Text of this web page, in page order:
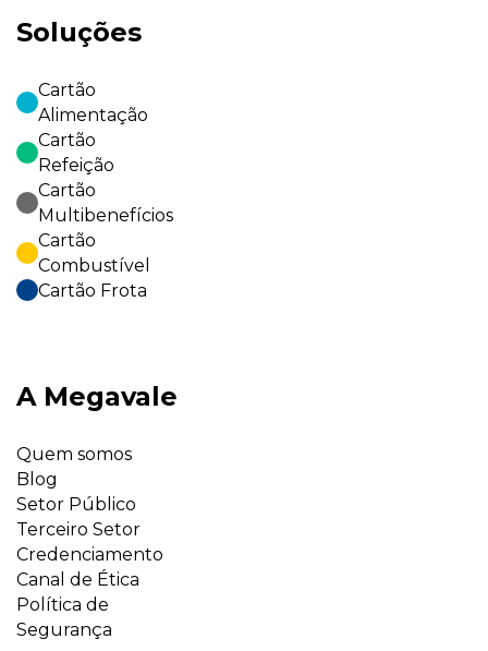
Soluções
Cartão
Alimentação
Cartão
Refeição
Cartão
Multibenefícios
Cartão
Combustível
Cartão Frota
A Megavale
Quem somos
Blog
Setor Público
Terceiro Setor
Credenciamento
Canal de Ética
Política de
Segurança